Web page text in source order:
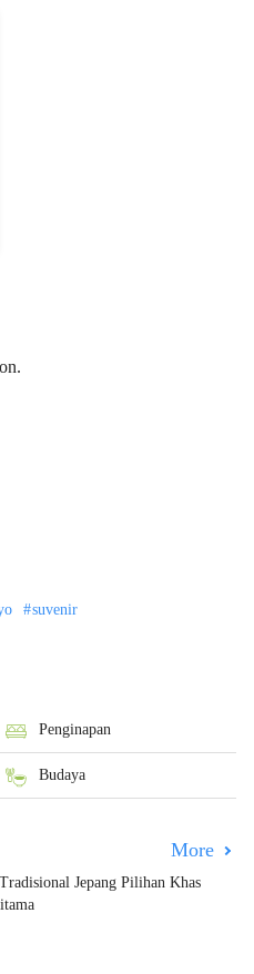
suvenir
Penginapan
Budaya
More
Jepang Pilihan Khas